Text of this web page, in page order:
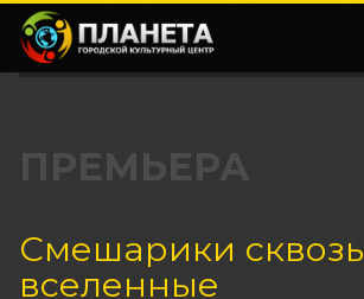
ПРЕМЬЕРА
Смешарики сквозь
вселенные